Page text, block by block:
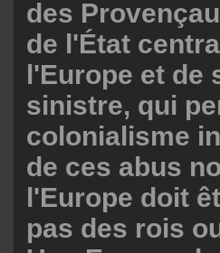
des
de l'État
l'Europe et
sinistre, qui
colonialisme
de ces abus
l'Europe doit
pas des rois